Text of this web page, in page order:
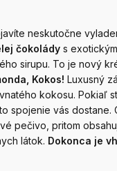
neskutočne
čokolády s exotickým
sirupu. To je nový
Kokos! Luxusný
kokosu. Pokiaľ
spojenie vás dostane.
pečivo, pritom
látok. Dokonca je